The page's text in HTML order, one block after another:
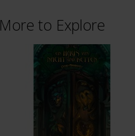
More to Explore